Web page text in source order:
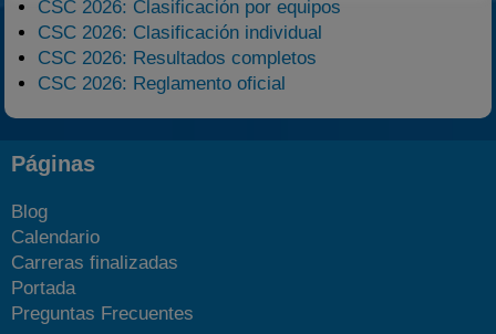
CSC 2026: Clasificación por equipos
CSC 2026: Clasificación individual
CSC 2026: Resultados completos
CSC 2026: Reglamento oficial
Páginas
Blog
Calendario
Carreras finalizadas
Portada
Preguntas Frecuentes